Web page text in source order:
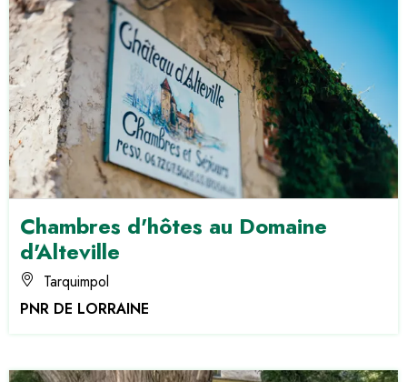
Chambres d'hôtes au Domaine
d'Alteville
Tarquimpol
PNR DE LORRAINE